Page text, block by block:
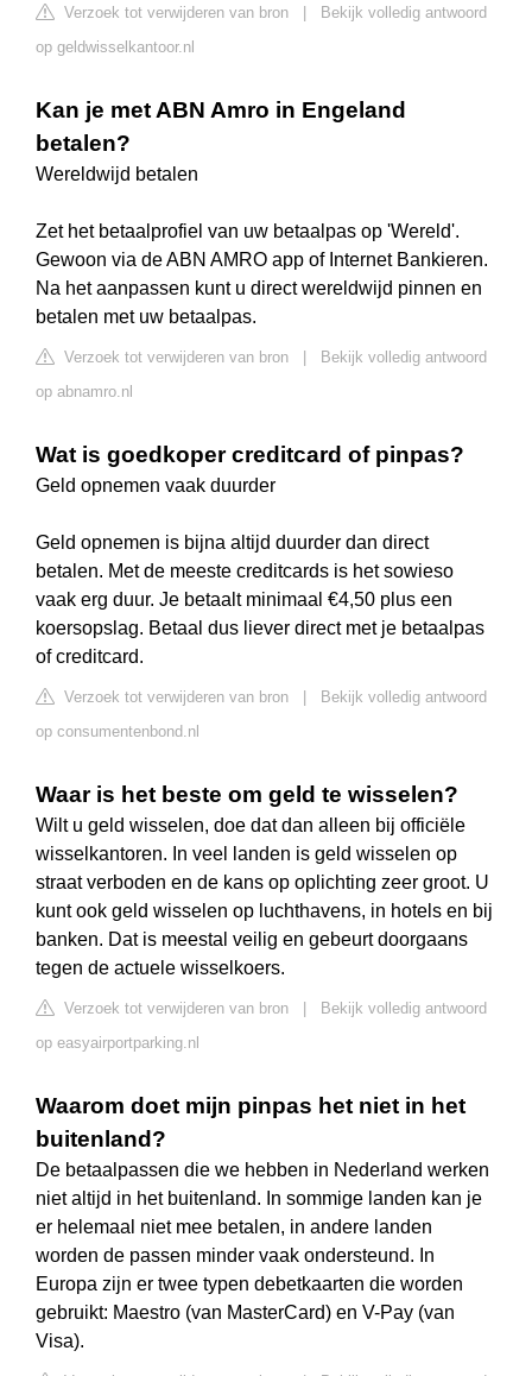
Verzoek tot verwijderen van bron
Bekijk volledig antwoord
op geldwisselkantoor.nl
Kan je met ABN Amro in Engeland
betalen?
Wereldwijd betalen
Zet het betaalprofiel van uw betaalpas op 'Wereld'.
Gewoon via de ABN AMRO app of Internet Bankieren.
Na het aanpassen kunt u direct wereldwijd pinnen en
betalen met uw betaalpas.
Verzoek tot verwijderen van bron
Bekijk volledig antwoord
op abnamro.nl
Wat is goedkoper creditcard of pinpas?
Geld opnemen vaak duurder
Geld opnemen is bijna altijd duurder dan direct
betalen. Met de meeste creditcards is het sowieso
vaak erg duur. Je betaalt minimaal €4,50 plus een
koersopslag. Betaal dus liever direct met je betaalpas
of creditcard.
Verzoek tot verwijderen van bron
Bekijk volledig antwoord
op consumentenbond.nl
Waar is het beste om geld te wisselen?
Wilt u geld wisselen, doe dat dan alleen bij officiële
wisselkantoren. In veel landen is geld wisselen op
straat verboden en de kans op oplichting zeer groot. U
kunt ook geld wisselen op luchthavens, in hotels en bij
banken. Dat is meestal veilig en gebeurt doorgaans
tegen de actuele wisselkoers.
Verzoek tot verwijderen van bron
Bekijk volledig antwoord
op easyairportparking.nl
Waarom doet mijn pinpas het niet in het
buitenland?
De betaalpassen die we hebben in Nederland werken
niet altijd in het buitenland. In sommige landen kan je
er helemaal niet mee betalen, in andere landen
worden de passen minder vaak ondersteund. In
Europa zijn er twee typen debetkaarten die worden
gebruikt: Maestro (van MasterCard) en V-Pay (van
Visa).